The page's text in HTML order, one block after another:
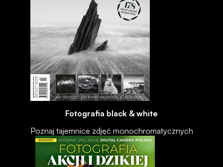
Fotografia black & white
Poznaj tajemnice zdjęć monochromatycznych